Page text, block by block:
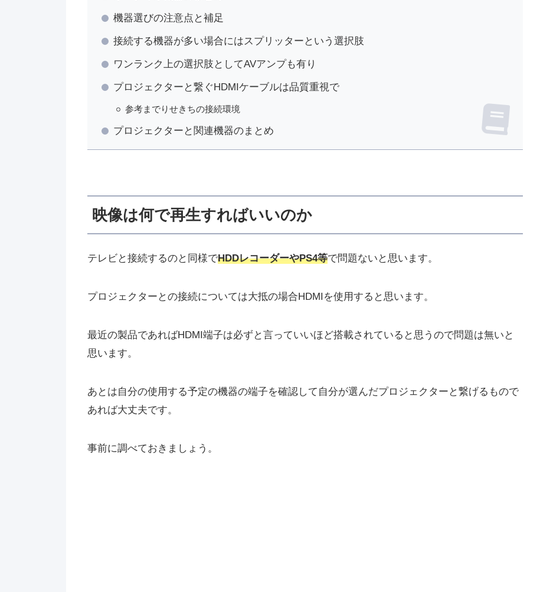
機器選びの注意点と補足
接続する機器が多い場合にはスプリッターという選択肢
ワンランク上の選択肢としてAVアンプも有り
プロジェクターと繋ぐHDMIケーブルは品質重視で
参考までりせきちの接続環境
プロジェクターと関連機器のまとめ
映像は何で再生すればいいのか
テレビと接続するのと同様でHDDレコーダーやPS4等で問題ないと思います。
プロジェクターとの接続については大抵の場合HDMIを使用すると思います。
最近の製品であればHDMI端子は必ずと言っていいほど搭載されていると思うので問題は無いと
思います。
あとは自分の使用する予定の機器の端子を確認して自分が選んだプロジェクターと繋げるもので
あれば大丈夫です。
事前に調べておきましょう。